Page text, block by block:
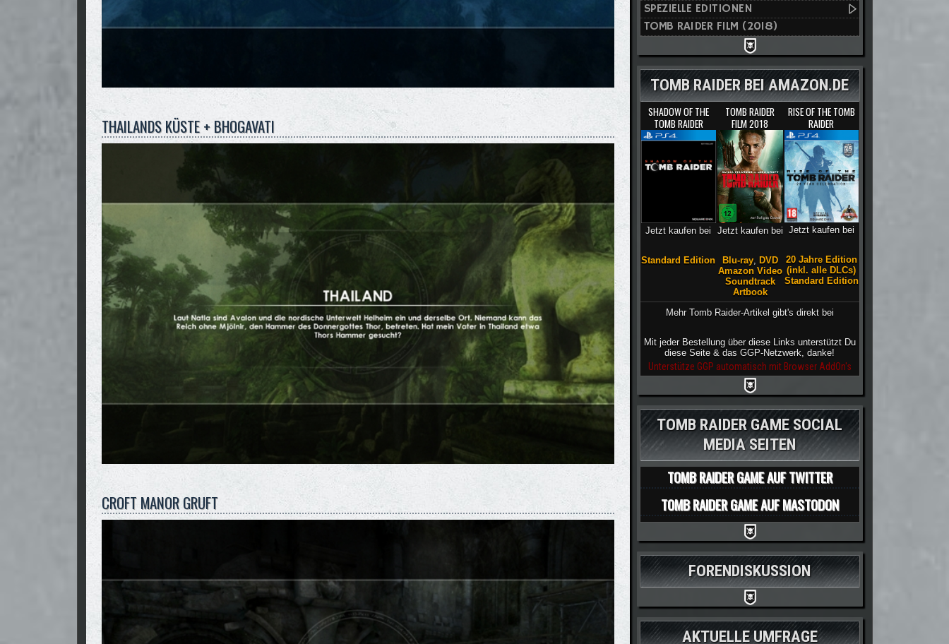
THAILANDS KÜSTE + BHOGAVATI
CROFT MANOR GRUFT
SPEZIELLE EDITIONEN
TOMB RAIDER FILM (2018)
TOMB RAIDER BEI AMAZON.DE
SHADOW OF THE
TOMB RAIDER
Jetzt kaufen bei
Standard Edition
TOMB RAIDER
FILM 2018
Jetzt kaufen bei
Blu-ray, DVD
Amazon Video
Soundtrack
Artbook
RISE OF THE TOMB
RAIDER
Jetzt kaufen bei
20 Jahre Edition
(inkl. alle DLCs)
Standard Edition
Mehr Tomb Raider-Artikel gibt's direkt bei
Mit jeder Bestellung über diese Links unterstützt Du
diese Seite & das GGP-Netzwerk, danke!
Unterstütze GGP automatisch mit Browser AddOn's
TOMB RAIDER GAME SOCIAL
MEDIA SEITEN
TOMB RAIDER GAME AUF TWITTER
TOMB RAIDER GAME AUF MASTODON
FORENDISKUSSION
AKTUELLE UMFRAGE